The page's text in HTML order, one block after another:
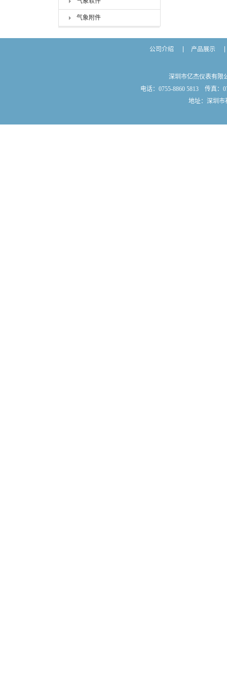
气象附件
公司介绍 产品展示
深圳市亿杰仪表有
电话：0755-8860 5813 传真：
地址：深圳市